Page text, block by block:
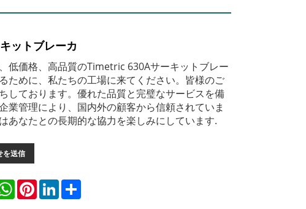
ットブレーカ
低価格、高品質のTimetric 630Aサーキットブレー
ために、私たちの工場に来てください。皆様のご
しております。優れた品質と完璧なサービスを備
業管理により、国内外の顧客から信頼されていま
あなたとの長期的な協力を楽しみにしています.
を送信
WhatsAppPinterestLinkedInShare